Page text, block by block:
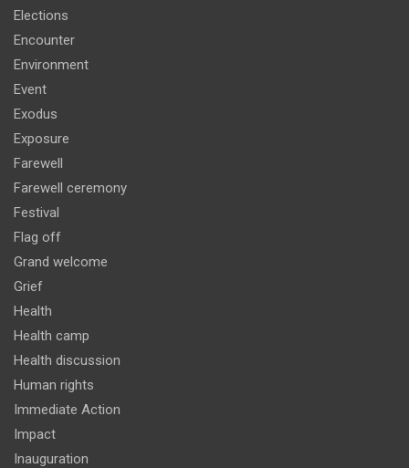
Elections
Encounter
Environment
Event
Exodus
Exposure
Farewell
Farewell ceremony
Festival
Flag off
Grand welcome
Grief
Health
Health camp
Health discussion
Human rights
Immediate Action
Impact
Inauguration